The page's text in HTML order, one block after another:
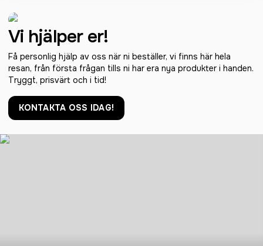
Vi hjälper er!
Få personlig hjälp av oss när ni beställer, vi finns här hela
resan, från första frågan tills ni har era nya produkter i handen.
Tryggt, prisvärt och i tid!
KONTAKTA OSS IDAG!